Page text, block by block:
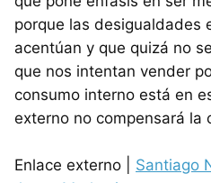
porque las desigualdades
acentúan y que quizá no
que nos intentan vender
consumo interno está en
externo no compensará la
Enlace externo | Santiago